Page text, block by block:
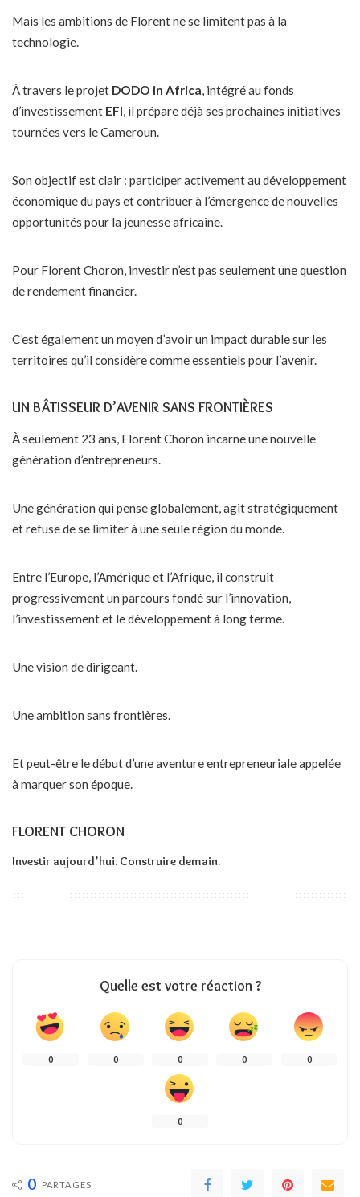
Mais les ambitions de Florent ne se limitent pas à la
technologie.
À travers le projet DODO in Africa, intégré au fonds
d’investissement EFI, il prépare déjà ses prochaines initiatives
tournées vers le Cameroun.
Son objectif est clair : participer activement au développement
économique du pays et contribuer à l’émergence de nouvelles
opportunités pour la jeunesse africaine.
Pour Florent Choron, investir n’est pas seulement une question
de rendement financier.
C’est également un moyen d’avoir un impact durable sur les
territoires qu’il considère comme essentiels pour l’avenir.
UN BÂTISSEUR D’AVENIR SANS FRONTIÈRES
À seulement 23 ans, Florent Choron incarne une nouvelle
génération d’entrepreneurs.
Une génération qui pense globalement, agit stratégiquement
et refuse de se limiter à une seule région du monde.
Entre l’Europe, l’Amérique et l’Afrique, il construit
progressivement un parcours fondé sur l’innovation,
l’investissement et le développement à long terme.
Une vision de dirigeant.
Une ambition sans frontières.
Et peut-être le début d’une aventure entrepreneuriale appelée
à marquer son époque.
FLORENT CHORON
Investir aujourd’hui. Construire demain.
Quelle est votre réaction ?
0 0 0 0 0
0
0 PARTAGES